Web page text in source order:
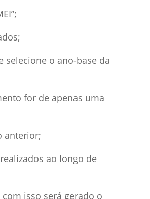
selecione o ano-base da
for de apenas uma
anterior;
ao longo de
isso será gerado o